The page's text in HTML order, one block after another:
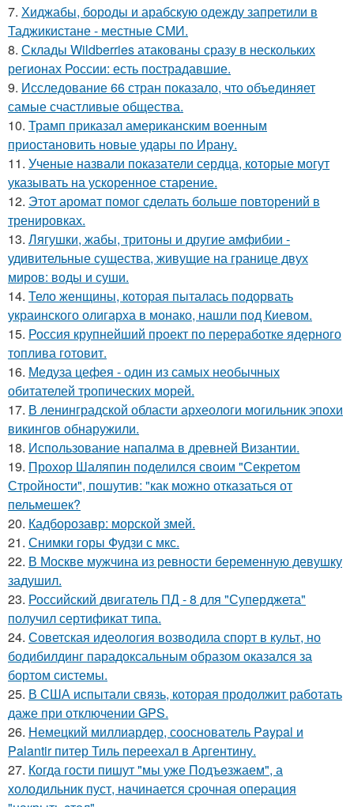
7. Хиджабы, бороды и арабскую одежду запретили в
Таджикистане - местные СМИ.
8. Склады Wildberries атакованы сразу в нескольких
регионах России: есть пострадавшие.
9. Исследование 66 стран показало, что объединяет
самые счастливые общества.
10. Трамп приказал американским военным
приостановить новые удары по Ирану.
11. Ученые назвали показатели сердца, которые могут
указывать на ускоренное старение.
12. Этот аромат помог сделать больше повторений в
тренировках.
13. Лягушки, жабы, тритоны и другие амфибии -
удивительные существа, живущие на границе двух
миров: воды и суши.
14. Тело женщины, которая пыталась подорвать
украинского олигарха в монако, нашли под Киевом.
15. Россия крупнейший проект по переработке ядерного
топлива готовит.
16. Медуза цефея - один из самых необычных
обитателей тропических морей.
17. В ленинградской области археологи могильник эпохи
викингов обнаружили.
18. Использование напалма в древней Византии.
19. Прохор Шаляпин поделился своим "Секретом
Стройности", пошутив: "как можно отказаться от
пельмешек?
20. Кадборозавр: морской змей.
21. Снимки горы Фудзи с мкс.
22. В Москве мужчина из ревности беременную девушку
задушил.
23. Российский двигатель ПД - 8 для "Суперджета"
получил сертификат типа.
24. Советская идеология возводила спорт в культ, но
бодибилдинг парадоксальным образом оказался за
бортом системы.
25. В США испытали связь, которая продолжит работать
даже при отключении GPS.
26. Немецкий миллиардер, сооснователь Paypal и
Palantir питер Тиль переехал в Аргентину.
27. Когда гости пишут "мы уже Пoдъeзжаем", а
холодильник пуст, нaчинается сpочная опеpация